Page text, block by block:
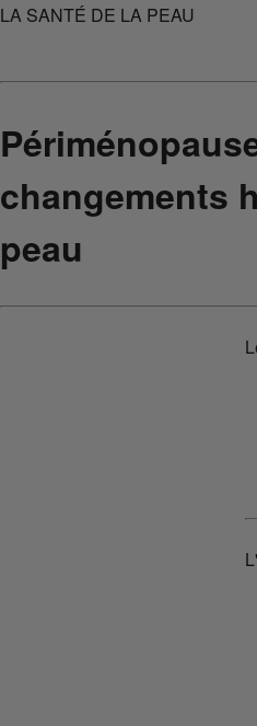
LA SANTÉ DE LA PEAU
changements
peau